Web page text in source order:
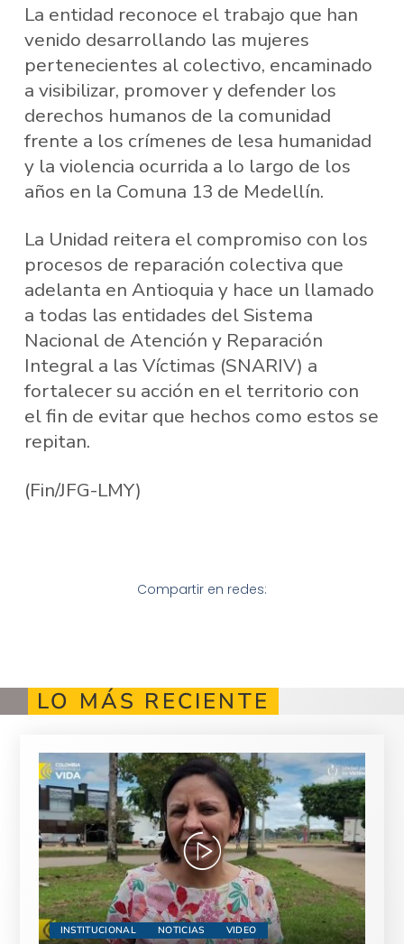
La entidad reconoce el trabajo que han
venido desarrollando las mujeres
pertenecientes al colectivo, encaminado
a visibilizar, promover y defender los
derechos humanos de la comunidad
frente a los crímenes de lesa humanidad
y la violencia ocurrida a lo largo de los
años en la Comuna 13 de Medellín.
La Unidad reitera el compromiso con los
procesos de reparación colectiva que
adelanta en Antioquia y hace un llamado
a todas las entidades del Sistema
Nacional de Atención y Reparación
Integral a las Víctimas (SNARIV) a
fortalecer su acción en el territorio con
el fin de evitar que hechos como estos se
repitan.
(Fin/JFG-LMY)
Compartir en redes:
LO MÁS RECIENTE
INSTITUCIONAL NOTICIAS VIDEO